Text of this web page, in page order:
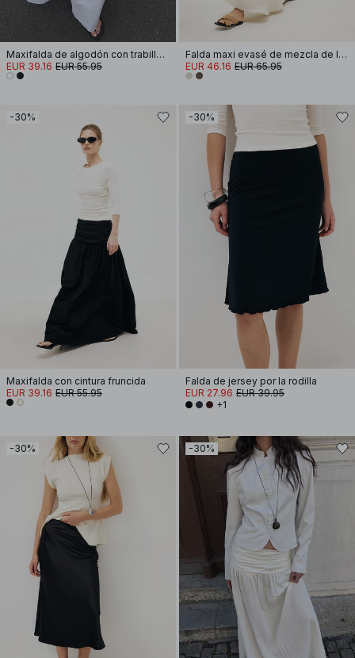
Maxifalda de algodón con trabillas para cinturón
EUR 39.16 EUR 55.95
Falda maxi evasé de mezcla de lino y lyocell
EUR 46.16 EUR 65.95
-30%
Maxifalda con cintura fruncida
EUR 39.16 EUR 55.95
-30%
Falda de jersey por la rodilla
EUR 27.96 EUR 39.95
+1
-30% -30%